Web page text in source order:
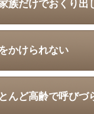
族だけでおくり出
かけられない
んど高齢で呼びづ